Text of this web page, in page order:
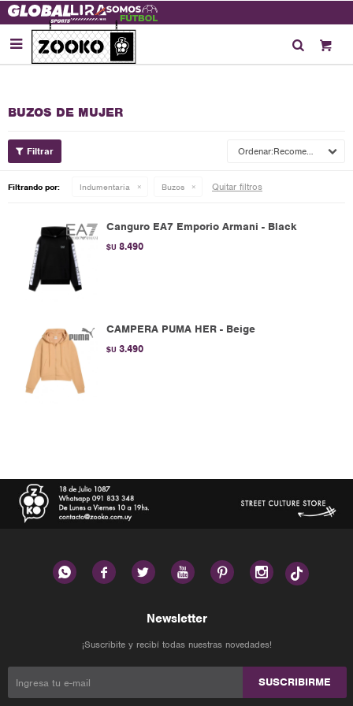

BUZOS DE MUJER
Recomendados
Filtrando por: Indumentaria Buzos Quitar filtros
Canguro EA7 Emporio Armani - Black
$U 8.490
CAMPERA PUMA HER - Beige
$U 3.490
     
Newsletter
¡Suscribite y recibí todas nuestras novedades!
SUSCRIBIRME